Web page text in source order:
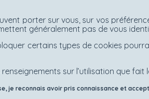
porter sur vous, sur vos
généralement pas de vous
certains types de cookies
sur l’utilisation que fait
je reconnais avoir pris connaissance et